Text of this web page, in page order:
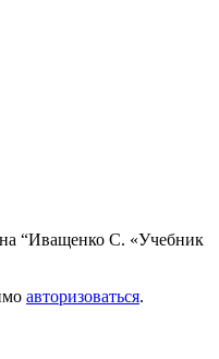
“Иващенко С. «Учебник
авторизоваться.